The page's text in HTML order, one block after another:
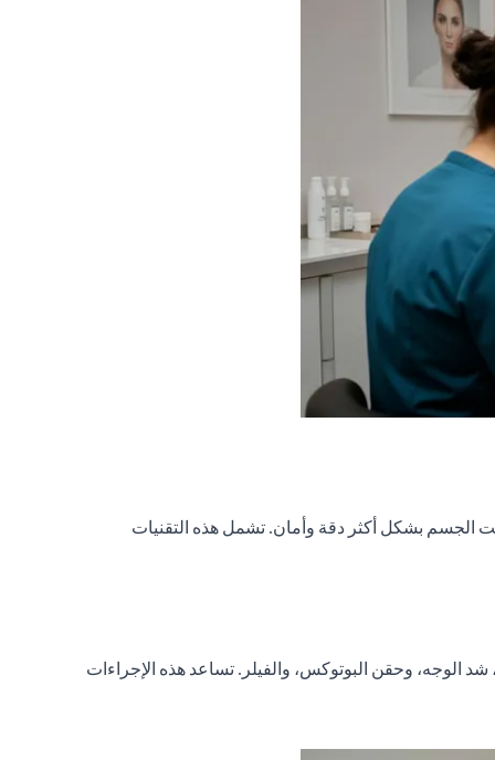
الجسم بشكل أكثر دقة وأمان. تشمل هذه التقنيات
الوجه، وحقن البوتوكس، والفيلر. تساعد هذه الإجراءات